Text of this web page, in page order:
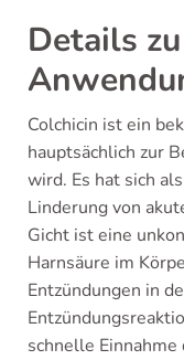
Details
Colchicin ist ein
hauptsächlich zur
wird. Es hat sich
Linderung von
Gicht ist eine
Harnsäure im
Entzündungen in
schnelle